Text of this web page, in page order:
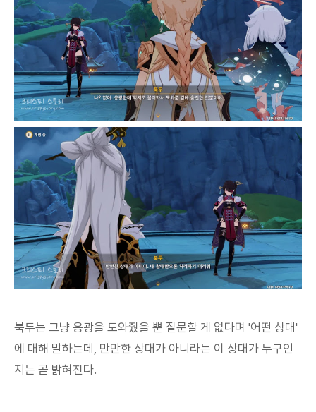
북두는 그냥 응광을 도와줬을 뿐 질문할 게 없다며 '어떤 상대'
에 대해 말하는데, 만만한 상대가 아니라는 이 상대가 누구인
지는 곧 밝혀진다.